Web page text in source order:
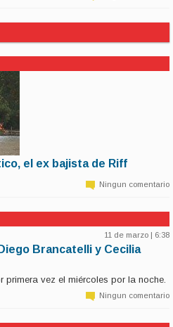
11 de marzo | 6:38
se prendió fuego a las 7 de la
el ex bajista de Riff
Ningun comentario
11 de marzo | 6:38
Brancatelli y Cecilia
primera vez el miércoles por la noche.
Ningun comentario